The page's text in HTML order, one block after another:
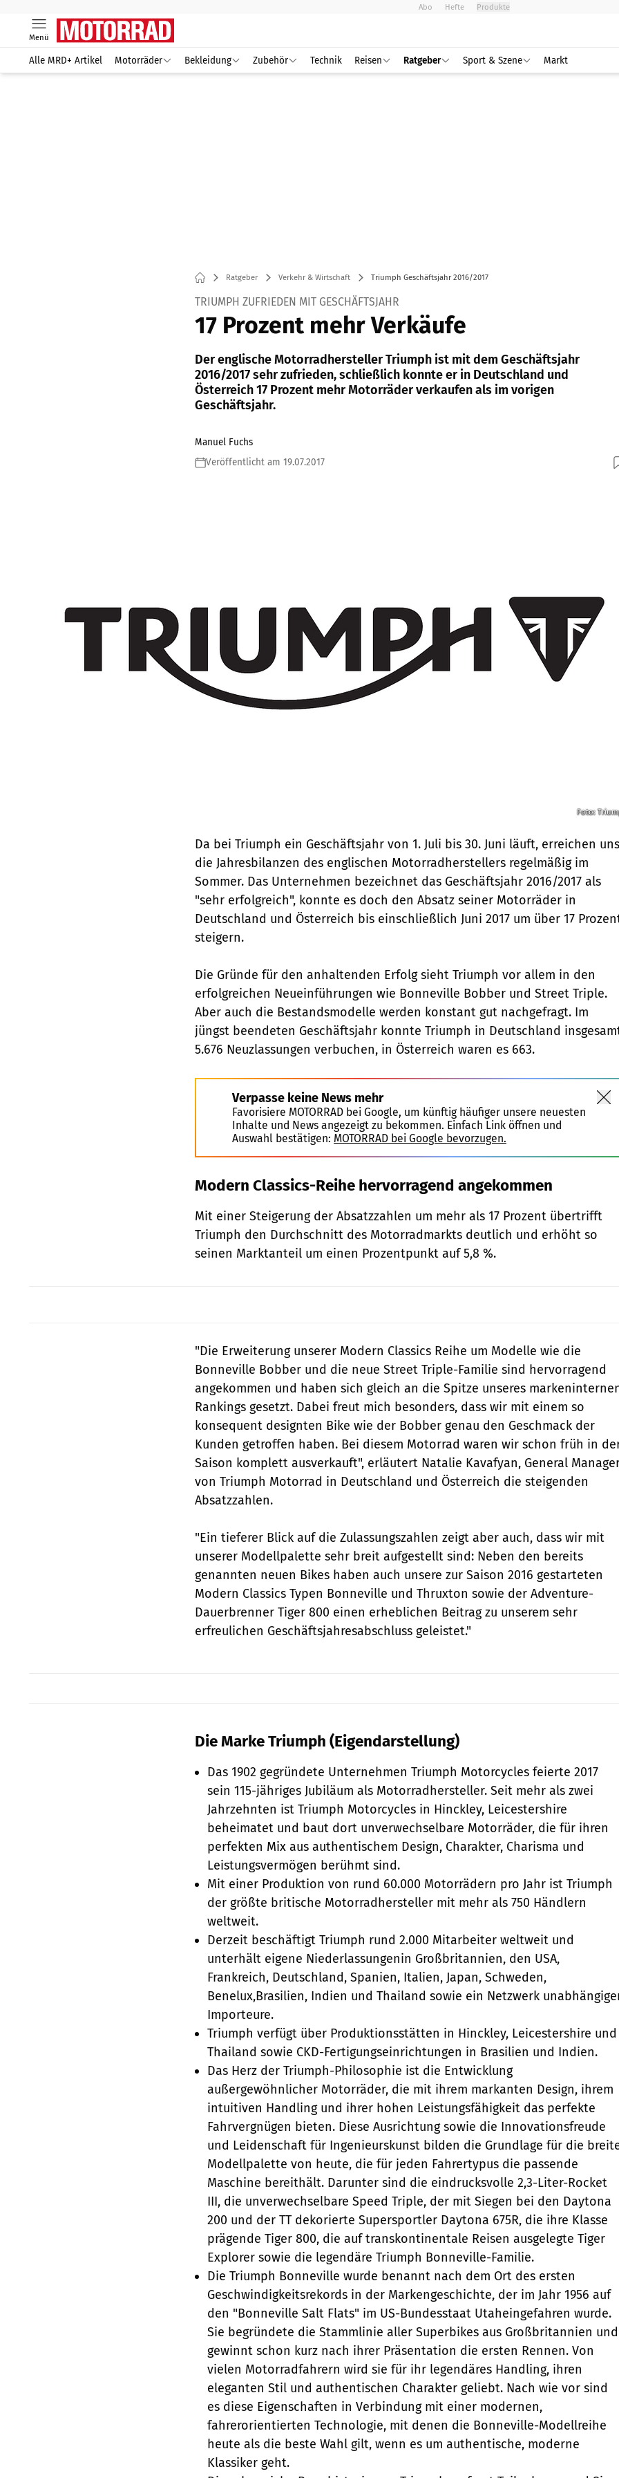
Abo Hefte Produkte
Menü
Alle MRD+ Artikel Motorräder Bekleidung Zubehör Technik Reisen Ratgeber Sport & Szene Markt
Ratgeber Verkehr & Wirtschaft Triumph Geschäftsjahr 2016/2017
TRIUMPH ZUFRIEDEN MIT GESCHÄFTSJAHR
17 Prozent mehr Verkäufe
Der englische Motorradhersteller Triumph ist mit dem Geschäftsjahr
2016/2017 sehr zufrieden, schließlich konnte er in Deutschland und
Österreich 17 Prozent mehr Motorräder verkaufen als im vorigen
Geschäftsjahr.
Manuel Fuchs
Veröffentlicht am 19.07.2017
Foto:
Da bei Triumph ein Geschäftsjahr von 1. Juli bis 30. Juni läuft, erreichen uns
die Jahresbilanzen des englischen Motorradherstellers regelmäßig im
Sommer. Das Unternehmen bezeichnet das Geschäftsjahr 2016/2017 als
"sehr erfolgreich", konnte es doch den Absatz seiner Motorräder in
Deutschland und Österreich bis einschließlich Juni 2017 um über 17
steigern.
Die Gründe für den anhaltenden Erfolg sieht Triumph vor allem in den
erfolgreichen Neueinführungen wie Bonneville Bobber und Street Triple.
Aber auch die Bestandsmodelle werden konstant gut nachgefragt. Im
jüngst beendeten Geschäftsjahr konnte Triumph in Deutschland
5.676 Neuzlassungen verbuchen, in Österreich waren es 663.
Verpasse keine News mehr
Favorisiere MOTORRAD bei Google, um künftig häufiger unsere neuesten
Inhalte und News angezeigt zu bekommen. Einfach Link öffnen und
Auswahl bestätigen: MOTORRAD bei Google bevorzugen.
Modern Classics-Reihe hervorragend angekommen
Mit einer Steigerung der Absatzzahlen um mehr als 17 Prozent übertrifft
Triumph den Durchschnitt des Motorradmarkts deutlich und erhöht so
seinen Marktanteil um einen Prozentpunkt auf 5,8 %.
"Die Erweiterung unserer Modern Classics Reihe um Modelle wie die
Bonneville Bobber und die neue Street Triple-Familie sind hervorragend
angekommen und haben sich gleich an die Spitze unseres
Rankings gesetzt. Dabei freut mich besonders, dass wir mit einem so
konsequent designten Bike wie der Bobber genau den Geschmack der
Kunden getroffen haben. Bei diesem Motorrad waren wir schon früh in
Saison komplett ausverkauft", erläutert Natalie Kavafyan, General
von Triumph Motorrad in Deutschland und Österreich die steigenden
Absatzzahlen.
"Ein tieferer Blick auf die Zulassungszahlen zeigt aber auch, dass wir mit
unserer Modellpalette sehr breit aufgestellt sind: Neben den bereits
genannten neuen Bikes haben auch unsere zur Saison 2016 gestarteten
Modern Classics Typen Bonneville und Thruxton sowie der Adventure-
Dauerbrenner Tiger 800 einen erheblichen Beitrag zu unserem sehr
erfreulichen Geschäftsjahresabschluss geleistet."
Die Marke Triumph (Eigendarstellung)
Das 1902 gegründete Unternehmen Triumph Motorcycles feierte 2017
sein 115-jähriges Jubiläum als Motorradhersteller. Seit mehr als zwei
Jahrzehnten ist Triumph Motorcycles in Hinckley, Leicestershire
beheimatet und baut dort unverwechselbare Motorräder, die für ihren
perfekten Mix aus authentischem Design, Charakter, Charisma und
Leistungsvermögen berühmt sind.
Mit einer Produktion von rund 60.000 Motorrädern pro Jahr ist Triumph
der größte britische Motorradhersteller mit mehr als 750 Händlern
weltweit.
Derzeit beschäftigt Triumph rund 2.000 Mitarbeiter weltweit und
unterhält eigene Niederlassungenin Großbritannien, den USA,
Frankreich, Deutschland, Spanien, Italien, Japan, Schweden,
Benelux,Brasilien, Indien und Thailand sowie ein Netzwerk
Importeure.
Triumph verfügt über Produktionsstätten in Hinckley, Leicestershire und
Thailand sowie CKD-Fertigungseinrichtungen in Brasilien und Indien.
Das Herz der Triumph-Philosophie ist die Entwicklung
außergewöhnlicher Motorräder, die mit ihrem markanten Design, ihrem
intuitiven Handling und ihrer hohen Leistungsfähigkeit das perfekte
Fahrvergnügen bieten. Diese Ausrichtung sowie die Innovationsfreude
und Leidenschaft für Ingenieurskunst bilden die Grundlage für die
Modellpalette von heute, die für jeden Fahrertypus die passende
Maschine bereithält. Darunter sind die eindrucksvolle 2,3-Liter-Rocket
III, die unverwechselbare Speed Triple, der mit Siegen bei den Daytona
200 und der TT dekorierte Supersportler Daytona 675R, die ihre Klasse
prägende Tiger 800, die auf transkontinentale Reisen ausgelegte Tiger
Explorer sowie die legendäre Triumph Bonneville-Familie.
Die Triumph Bonneville wurde benannt nach dem Ort des ersten
Geschwindigkeitsrekords in der Markengeschichte, der im Jahr 1956 auf
den "Bonneville Salt Flats" im US-Bundesstaat Utaheingefahren wurde.
Sie begründete die Stammlinie aller Superbikes aus Großbritannien und
gewinnt schon kurz nach ihrer Präsentation die ersten Rennen. Von
vielen Motorradfahrern wird sie für ihr legendäres Handling, ihren
eleganten Stil und authentischen Charakter geliebt. Nach wie vor sind
es diese Eigenschaften in Verbindung mit einer modernen,
fahrerorientierten Technologie, mit denen die Bonneville-Modellreihe
heute als die beste Wahl gilt, wenn es um authentische, moderne
Klassiker geht.